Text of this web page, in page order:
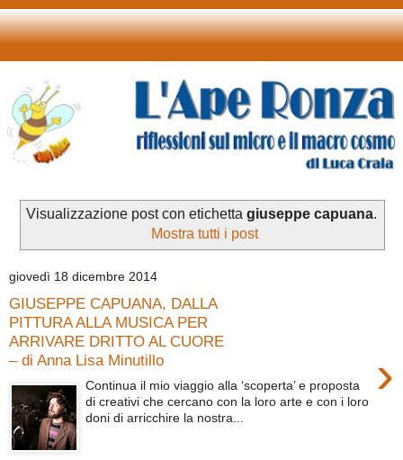
Visualizzazione post con etichetta giuseppe capuana.
Mostra tutti i post
giovedì 18 dicembre 2014
GIUSEPPE CAPUANA, DALLA
PITTURA ALLA MUSICA PER
ARRIVARE DRITTO AL CUORE
– di Anna Lisa Minutillo
›
Continua il mio viaggio alla ‘scoperta’ e proposta
di creativi che cercano con la loro arte e con i loro
doni di arricchire la nostra...